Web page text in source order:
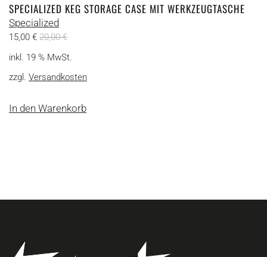
SPECIALIZED KEG STORAGE CASE MIT WERKZEUGTASCHE
Specialized
15,00 € 20,00€
inkl. 19 % MwSt.
zzgl. Versandkosten
In den Warenkorb